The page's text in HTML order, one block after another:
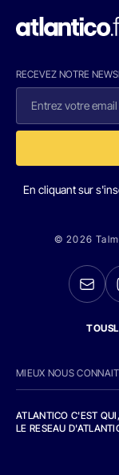
RECEVEZ NOTRE
En cliquant sur
© 2026
MIEUX NOUS
ATLANTICO C'EST
LE RESEAU